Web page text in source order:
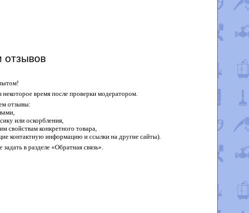
отзывов
время после проверки модератором.
отзывы:
или оскорбления,
свойствам конкретного товара,
контактную информацию и ссылки на другие сайты).
в разделе «Обратная связь».